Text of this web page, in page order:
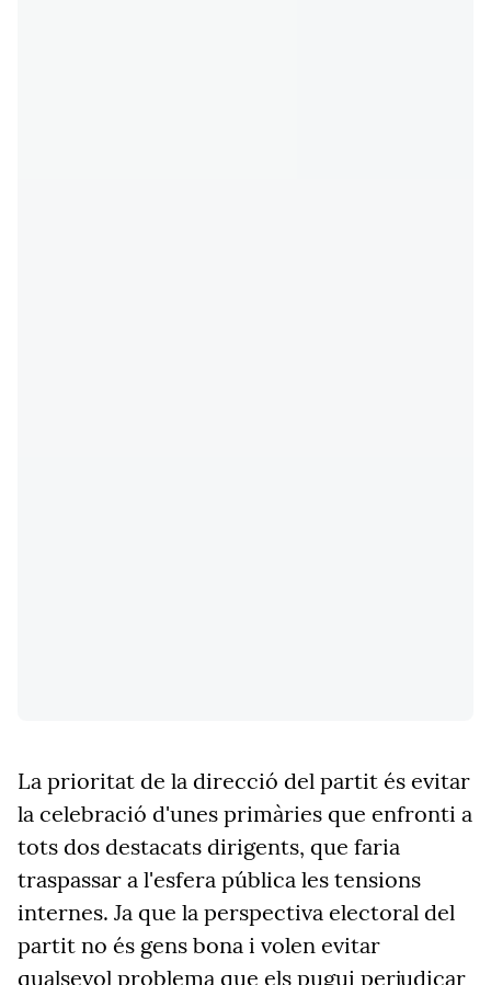
La prioritat de la direcció del partit és evitar
la celebració d'unes primàries que enfronti a
tots dos destacats dirigents, que faria
traspassar a l'esfera pública les tensions
internes. Ja que la perspectiva electoral del
partit no és gens bona i volen evitar
qualsevol problema que els pugui perjudicar